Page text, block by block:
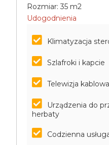
Rozmiar: 35 m2
Udogodnienia
Klimatyzacja
Szlafroki i kapcie
Telewizja
Urządzenia do
herbaty
Codzienna